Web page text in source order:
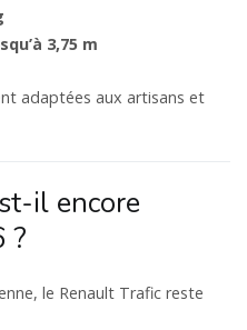
3,75 m
adaptées aux artisans et
il encore
?
le Renault Trafic reste